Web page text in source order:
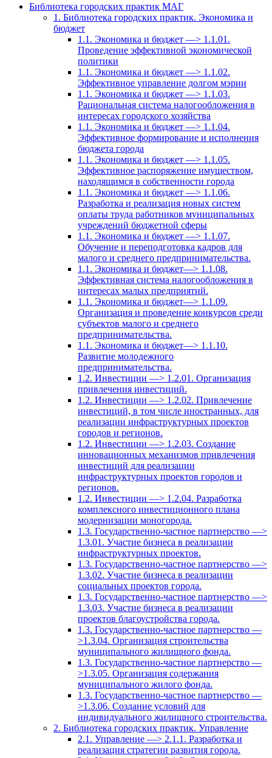
Библиотека городских практик МАГ
1. Библиотека городских практик. Экономика и
бюджет
1.1. Экономика и бюджет —> 1.1.01.
Проведение эффективной экономической
политики
1.1. Экономика и бюджет —> 1.1.02.
Эффективное управление долгом мэрии
1.1. Экономика и бюджет —> 1.1.03.
Рациональная система налогообложения в
интересах городского хозяйства
1.1. Экономика и бюджет —> 1.1.04.
Эффективное формирование и исполнения
бюджета города
1.1. Экономика и бюджет —> 1.1.05.
Эффективное распоряжение имуществом,
находящимся в собственности города
1.1. Экономика и бюджет —> 1.1.06.
Разработка и реализация новых систем
оплаты труда работников муниципальных
учреждений бюджетной сферы
1.1. Экономика и бюджет —> 1.1.07.
Обучение и переподготовка кадров для
малого и среднего предпринимательства.
1.1. Экономика и бюджет—> 1.1.08.
Эффективная система налогообложения в
интересах малых предприятий.
1.1. Экономика и бюджет—> 1.1.09.
Организация и проведение конкурсов среди
субъектов малого и среднего
предпринимательства.
1.1. Экономика и бюджет—> 1.1.10.
Развитие молодежного
предпринимательства.
1.2. Инвестиции —> 1.2.01. Организация
привлечения инвестиций.
1.2. Инвестиции —> 1.2.02. Привлечение
инвестиций, в том числе иностранных, для
реализации инфраструктурных проектов
городов и регионов.
1.2. Инвестиции —> 1.2.03. Создание
инновационных механизмов привлечения
инвестиций для реализации
инфраструктурных проектов городов и
регионов.
1.2. Инвестиции —> 1.2.04. Разработка
комплексного инвестиционного плана
модернизации моногорода.
1.3. Государственно-частное партнерство —>
1.3.01. Участие бизнеса в реализации
инфраструктурных проектов.
1.3. Государственно-частное партнерство —>
1.3.02. Участие бизнеса в реализации
социальных проектов города.
1.3. Государственно-частное партнерство —>
1.3.03. Участие бизнеса в реализации
проектов благоустройства города.
1.3. Государственно-частное партнерство —
>1.3.04. Организация строительства
муниципального жилищного фонда.
1.3. Государственно-частное партнерство —
>1.3.05. Организация содержания
муниципального жилого фонда.
1.3. Государственно-частное партнерство —
>1.3.06. Создание условий для
индивидуального жилищного строительства.
2. Библиотека городских практик. Управление
2.1. Управление —> 2.1.1. Разработка и
реализация стратегии развития города.